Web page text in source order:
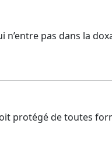
pas dans la
protégé de toutes